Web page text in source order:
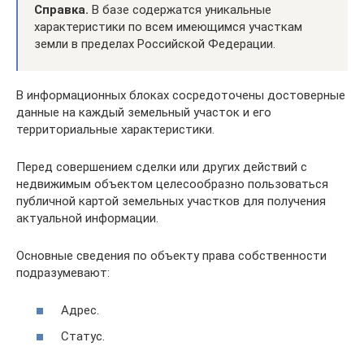
Справка. В базе содержатся уникальные
характеристики по всем имеющимся участкам
земли в пределах Российской Федерации.
В информационных блоках сосредоточены достоверные
данные на каждый земельный участок и его
территориальные характеристики.
Перед совершением сделки или других действий с
недвижимым объектом целесообразно пользоваться
публичной картой земельных участков для получения
актуальной информации.
Основные сведения по объекту права собственности
подразумевают:
Адрес.
Статус.